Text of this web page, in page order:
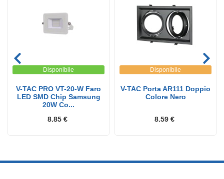
Disponibile
V-TAC PRO VT-20-W Faro
LED SMD Chip Samsung
20W Co...
8.85 €
Disponibile
V-TAC Porta AR111 Doppio
Colore Nero
8.59 €